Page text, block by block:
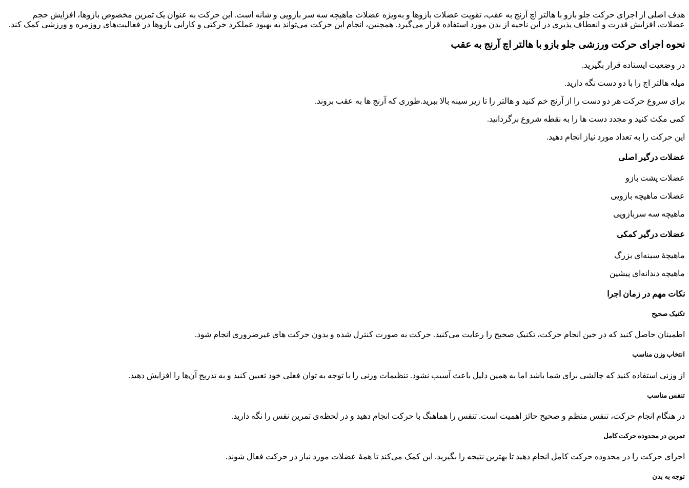
هدف اصلی از اجرای حرکت جلو بازو با هالتر اچ آرنج به عقب، تقویت عضلات بازوها و به‌ویژه عضلات ماهیچه سه سر بازویی و شانه است. این حرکت به عنوان یک تمرین مخصوص بازوها، افزایش حجم
عضلات، افزایش قدرت و انعطاف پذیری در این ناحیه از بدن مورد استفاده قرار می‌گیرد. همچنین، انجام این حرکت می‌تواند به بهبود عملکرد حرکتی و کارایی بازوها در فعالیت‌های روزمره و ورزشی کمک کند.
نحوه اجرای حرکت ورزشی جلو بازو با هالتر اچ آرنج به عقب
در وضعیت ایستاده قرار بگیرید.
میله هالتر اچ را با دو دست نگه دارید.
برای سروع حرکت هر دو دست را از آرنج خم کنید و هالتر را تا زیر سینه بالا ببرید.طوری که آرنج ها به عقب بروند.
کمی مکث کنید و مجدد دست ها را به نقطه شروع برگردانید.
این حرکت را به تعداد مورد نیاز انجام دهید.
عضلات درگیر اصلی
عضلات پشت بازو
عضلات ماهیچه بازویی
ماهیچه سه سربازویی
عضلات درگیر کمکی
ماهیچهٔ سینه‌ای بزرگ
ماهیچه دندانه‌ای پیشین
نکات مهم در زمان اجرا
تکنیک صحیح
اطمینان حاصل کنید که در حین انجام حرکت، تکنیک صحیح را رعایت می‌کنید. حرکت به صورت کنترل شده و بدون حرکت های غیرضروری انجام شود.
انتخاب وزن مناسب
از وزنی استفاده کنید که چالشی برای شما باشد اما به همین دلیل باعث آسیب نشود. تنظیمات وزنی را با توجه به توان فعلی خود تعیین کنید و به تدریج آن‌ها را افزایش دهید.
تنفس مناسب
در هنگام انجام حرکت، تنفس منظم و صحیح حائز اهمیت است. تنفس را هماهنگ با حرکت انجام دهید و در لحظه‌ی تمرین نفس را نگه دارید.
تمرین در محدوده حرکت کامل
اجرای حرکت را در محدوده حرکت کامل انجام دهید تا بهترین نتیجه را بگیرید. این کمک می‌کند تا همهٔ عضلات مورد نیاز در حرکت فعال شوند.
توجه به بدن